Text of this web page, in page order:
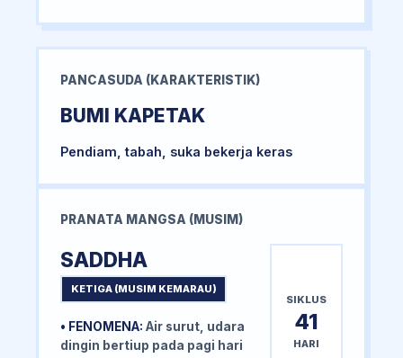
PANCASUDA (KARAKTERISTIK)
BUMI KAPETAK
Pendiam, tabah, suka bekerja keras
PRANATA MANGSA (MUSIM)
SADDHA
KETIGA (MUSIM KEMARAU)
• FENOMENA: Air surut, udara
dingin bertiup pada pagi hari
SIKLUS
41
HARI